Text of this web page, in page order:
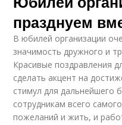
празднуем
В юбилей организации
значимость дружного и
Красивые поздравления
сделать акцент на
стимул для дальнейшего
сотрудникам всего
пожеланий и жить, и